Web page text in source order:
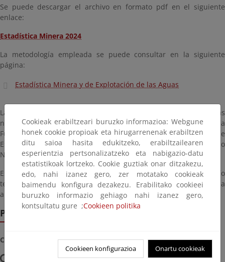
Se puede descargar el archivo en formato pdf en el siguiente
enlace:
Estadística Minera 2024
La metodología empleada se puede consultar en la siguiente
página:
Estadística Minera y de Explotación de las Aguas
La obligatoriedad de cumplimentación de las estadísticas
nacionales se rige por lo establecido en la Ley 12/1989 de la
Función Estadística Pública, siendo la Estadística Minera de
España una de las estadísticas incluidas en el Plan Estadístico
Nacional y sus Programas Anuales.
Está a disposición de los usuarios para cumplimentación y envío
telemáticos de los cuestionarios de estadística minera la
aplicaciónEsminWeb
Para más información
Consultas sobre estadística minera
Teléfono: 91 349 46 91
Cookieak erabiltzeari buruzko informazioa: Webgune
honek cookie propioak eta hirugarrenenak erabiltzen
ditu saioa hasita edukitzeko, erabiltzailearen
esperientzia pertsonalizatzeko eta nabigazio-datu
estatistikoak lortzeko. Cookie guztiak onar ditzakezu,
edo, nahi izanez gero, zer motatako cookieak
baimendu konfigura dezakezu. Erabilitako cookieei
buruzko informazio gehiago nahi izanez gero,
kontsultatu gure ;Cookieen politika
Cookieen konfigurazioa Onartu cookieak